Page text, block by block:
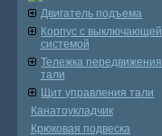
Двигатель подъема
Корпус с выключающей
системой
Тележка передвижения
тали
Щит управления тали
Канатоукладчик
Крюковая подвеска